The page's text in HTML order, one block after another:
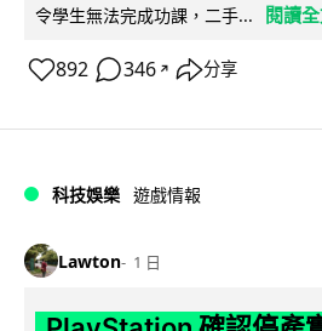
令學生無法完成功課，二手...
閱讀
892 346 ↗ 分享
科技娛樂 遊戲情報
Lawton 1 日